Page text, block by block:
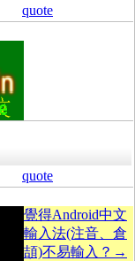
quote
quote
覺得Android中文
輸入法(注音、倉
頡)不易輸入？→